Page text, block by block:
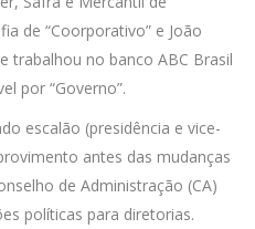
de “Coorporativo” e João
trabalhou no banco ABC Brasil
por “Governo”.
escalão (presidência e vice-
antes das mudanças
de Administração (CA)
políticas para diretorias.